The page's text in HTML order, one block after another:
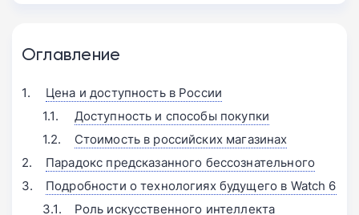
Оглавление
Цена и доступность в России
Доступность и способы покупки
Стоимость в российских магазинах
Парадокс предсказанного бессознательного
Подробности о технологиях будущего в Watch 6
Роль искусственного интеллекта